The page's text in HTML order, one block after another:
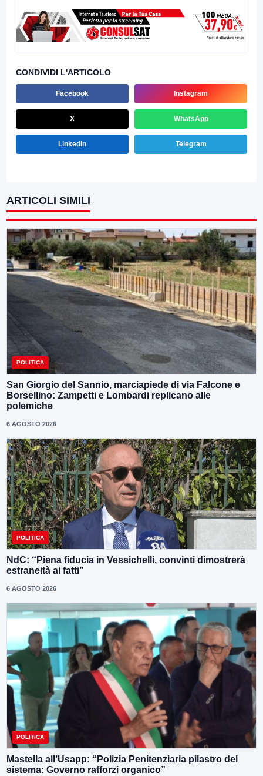
CONDIVIDI L'ARTICOLO
Facebook Instagram
X WhatsApp
LinkedIn Telegram
ARTICOLI SIMILI
POLITICA
San Giorgio del Sannio, marciapiede di via Falcone e
Borsellino: Zampetti e Lombardi replicano alle
polemiche
6 AGOSTO 2026
POLITICA
NdC: “Piena fiducia in Vessichelli, convinti dimostrerà
estraneità ai fatti”
6 AGOSTO 2026
POLITICA
Mastella all’Usapp: “Polizia Penitenziaria pilastro del
sistema: Governo rafforzi organico”